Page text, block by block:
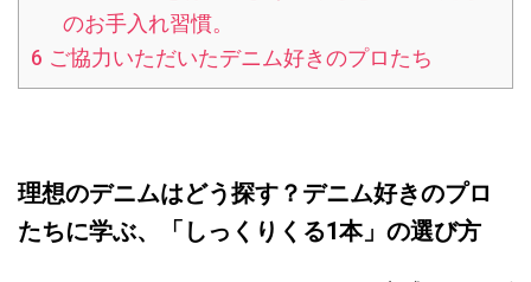
のお手入れ習慣。
6 ご協力いただいたデニム好きのプロたち
理想のデニムはどう探す？デニム好きのプロ
たちに学ぶ、「しっくりくる1本」の選び方